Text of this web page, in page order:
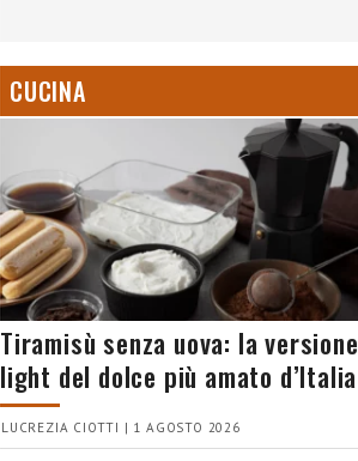
CUCINA
Tiramisù senza uova: la versione
light del dolce più amato d’Italia
LUCREZIA CIOTTI | 1 AGOSTO 2026